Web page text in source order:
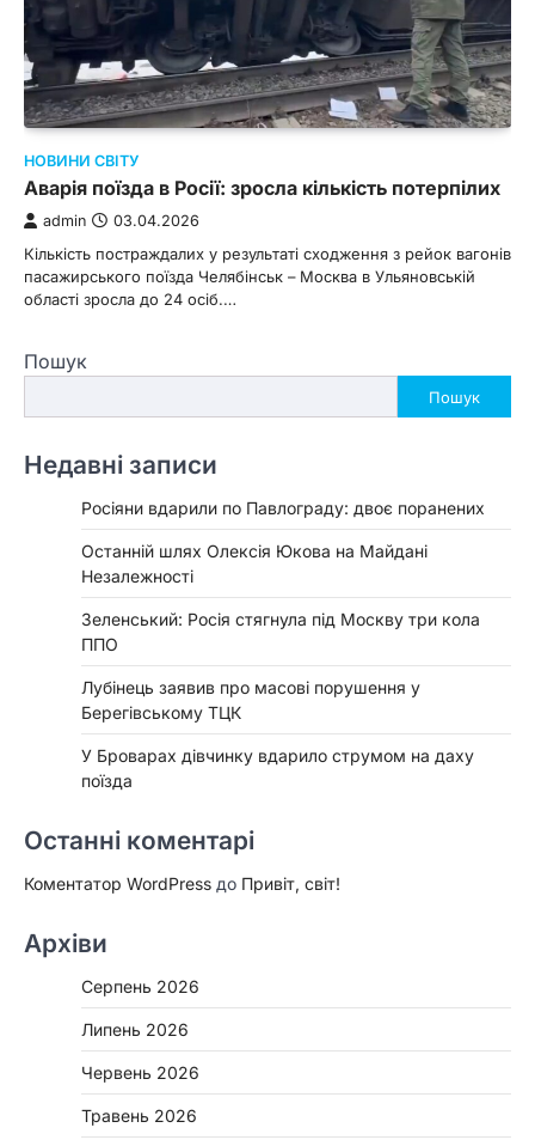
НОВИНИ СВІТУ
Аварія поїзда в Росії: зросла кількість потерпілих
admin 03.04.2026
Кількість постраждалих у результаті сходження з рейок вагонів
пасажирського поїзда Челябінськ – Москва в Ульяновській
області зросла до 24 осіб.…
Пошук
Пошук
Недавні записи
Росіяни вдарили по Павлограду: двоє поранених
Останній шлях Олексія Юкова на Майдані
Незалежності
Зеленський: Росія стягнула під Москву три кола
ППО
Лубінець заявив про масові порушення у
Берегівському ТЦК
У Броварах дівчинку вдарило струмом на даху
поїзда
Останні коментарі
Коментатор WordPress до Привіт, світ!
Архіви
Серпень 2026
Липень 2026
Червень 2026
Травень 2026